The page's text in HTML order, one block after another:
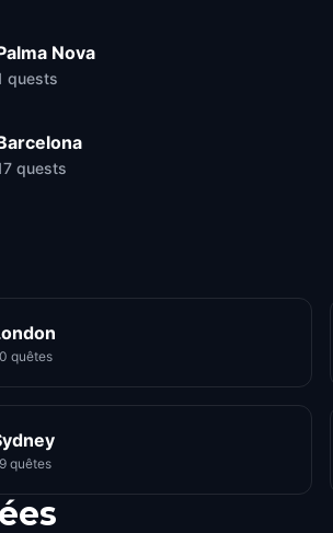
Nova
quests
quests
quêtes
quêtes